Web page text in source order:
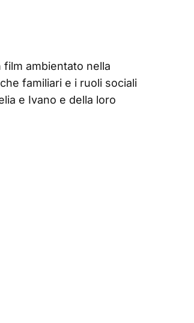
film ambientato nella
familiari e i ruoli sociali
e Ivano e della loro